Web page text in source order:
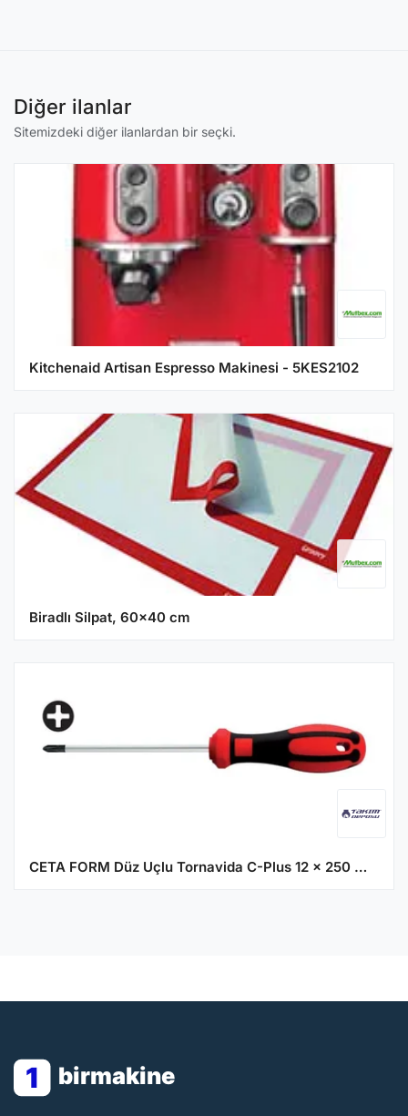
Diğer ilanlar
Sitemizdeki diğer ilanlardan bir seçki.
Kitchenaid Artisan Espresso Makinesi - 5KES2102
Biradlı Silpat, 60x40 cm
CETA FORM Düz Uçlu Tornavida C-Plus 12 x 250 mm
1 birmakine